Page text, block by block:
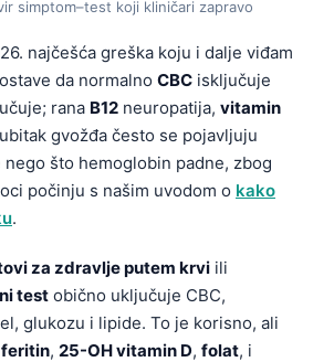
simptom–test koji kliničari zapravo
najčešća greška koju i dalje viđam
da normalno CBC isključuje
rana B12 neuropatija, vitamin
gvožđa često se pojavljuju
što hemoglobin padne, zbog
počinju s našim uvodom o kako
.
za zdravlje putem krvi ili
test obično uključuje CBC,
glukozu i lipide. To je korisno, ali
feritin, 25-OH vitamin D, folat, i